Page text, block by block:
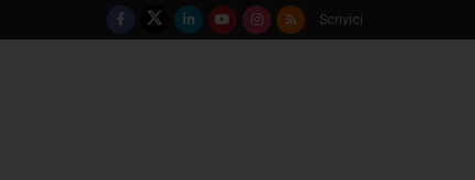
Scrivici